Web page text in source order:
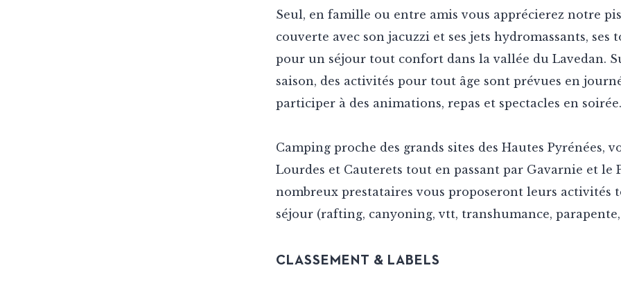
Seul, en famille ou entre amis vous apprécierez notre
couverte avec son jacuzzi et ses jets hydromassants, ses
pour un séjour tout confort dans la vallée du Lavedan.
saison, des activités pour tout âge sont prévues en
participer à des animations, repas et spectacles en soirée.
Camping proche des grands sites des Hautes Pyrénées,
Lourdes et Cauterets tout en passant par Gavarnie et le
nombreux prestataires vous proposeront leurs activités
séjour (rafting, canyoning, vtt, transhumance,
CLASSEMENT & LABELS